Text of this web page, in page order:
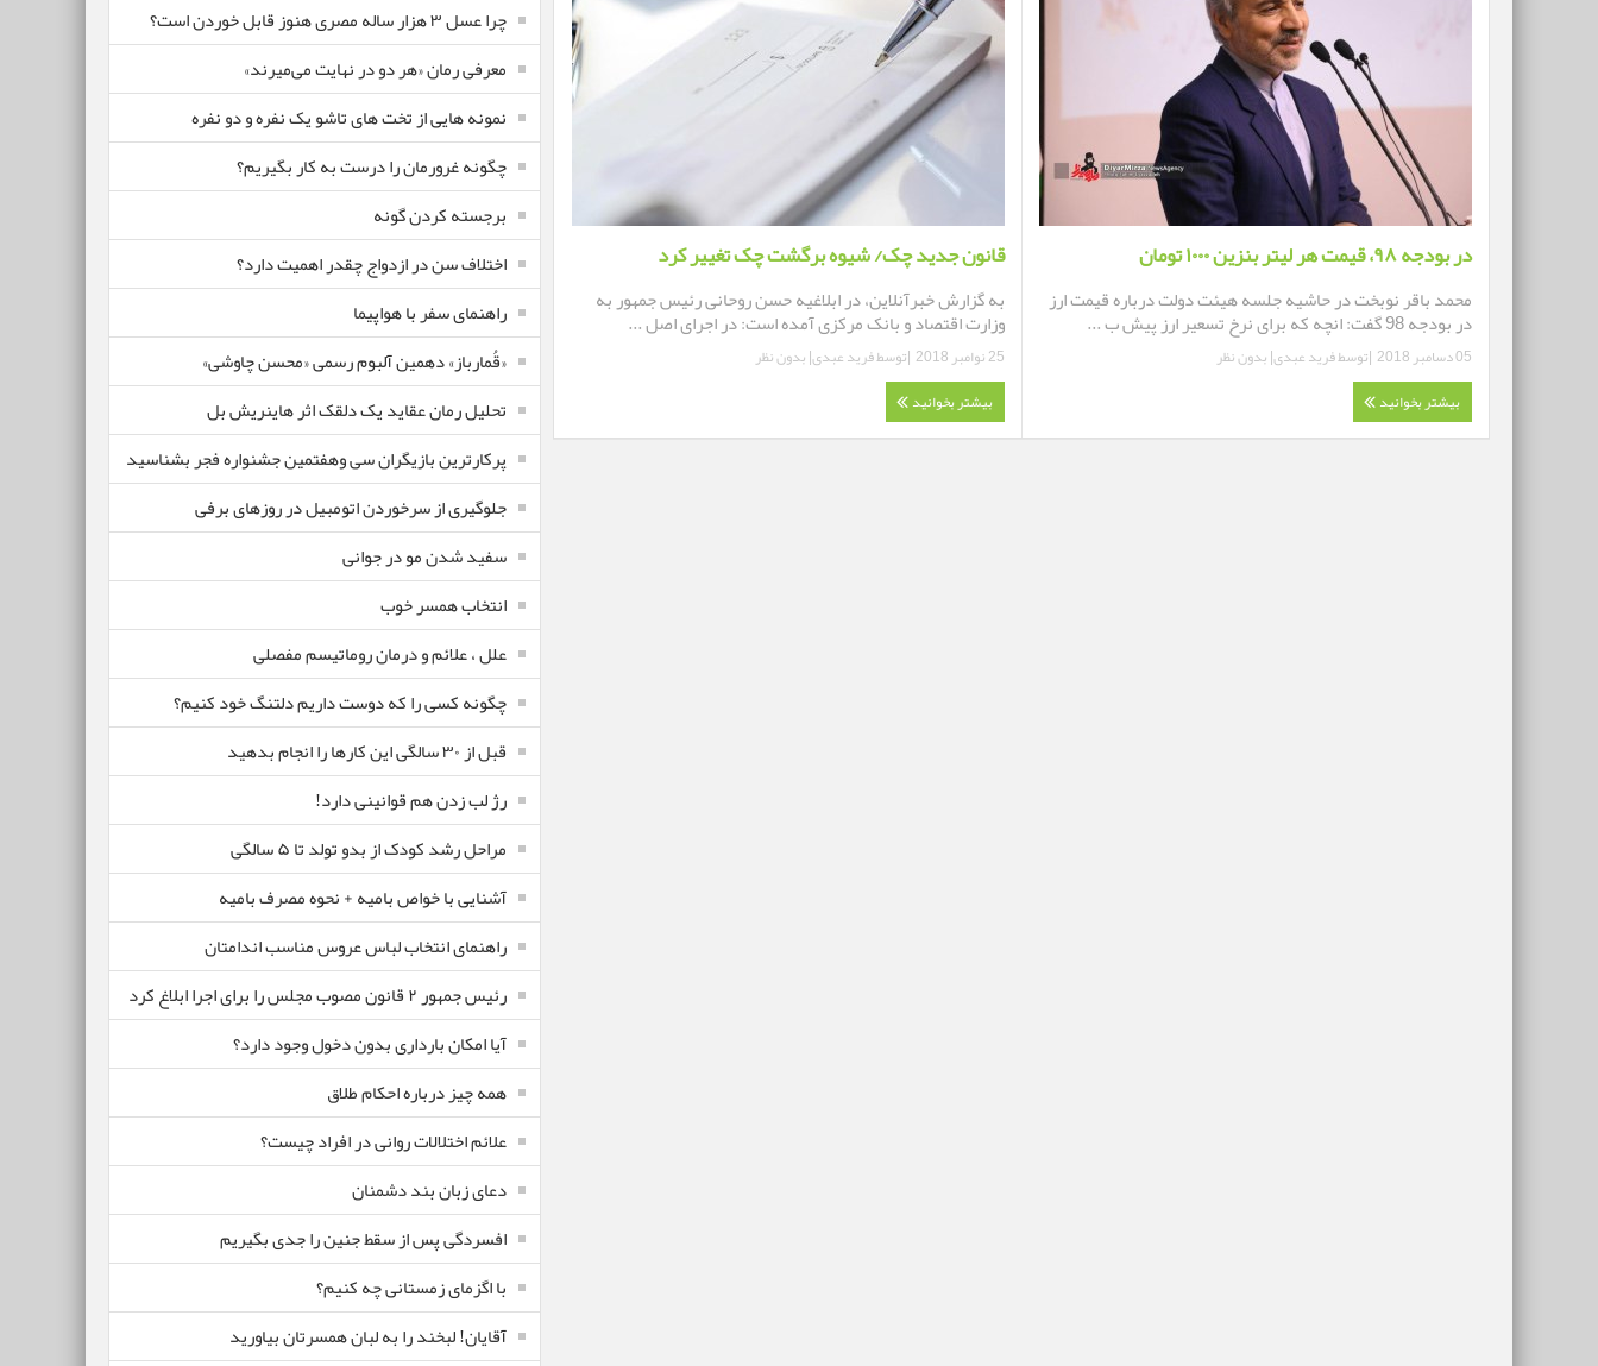
در بودجه ۹۸، قیمت هر لیتر بنزین ۱۰۰۰ تومان
محمد باقر نوبخت در حاشیه جلسه هیئت دولت درباره قیمت ارز
در بودجه 98 گفت: انچه که برای نرخ تسعیر ارز پیش ب ...
05 دسامبر 2018 |توسطفرید عبدی|بدون نظر
بیشتر بخوانید
قانون جدید چک/ شیوه برگشت چک تغییر کرد
به گزارش خبرآنلاین، در ابلاغیه حسن روحانی رئیس جمهور به
وزارت اقتصاد و بانک مرکزی آمده است: در اجرای اصل ...
25 نوامبر 2018 |توسطفرید عبدی|بدون نظر
بیشتر بخوانید
چرا عسل ۳ هزار ساله‌ مصری هنوز قابل خوردن است؟
معرفی رمان «هر دو در نهایت می‌میرند»
نمونه هایی از تخت های تاشو یک نفره و دو نفره
چگونه غرورمان را درست به کار بگیریم؟
برجسته کردن گونه
اختلاف سن در ازدواج چقدر اهمیت دارد؟
راهنمای سفر با هواپیما
«قُمارباز» دهمین آلبوم رسمی «محسن چاوشی»
تحلیل رمان عقاید یک دلقک اثر هاینریش بل
پرکارترین بازیگران سی وهفتمین جشنواره فجر بشناسید
جلوگیری از سرخوردن اتومبیل در روزهای برفی
سفید شدن مو در جوانی
انتخاب همسر خوب
علل ، علائم و درمان روماتیسم مفصلی
چگونه کسی را که دوست داریم دلتنگ خود کنیم؟
قبل از ۳۰ سالگی این کارها را انجام بدهید
رژ لب زدن هم قوانینی دارد!
مراحل رشد کودک از بدو تولد تا ۵ سالگی
آشنایی با خواص بامیه + نحوه مصرف بامیه
راهنمای انتخاب لباس عروس مناسب اندامتان
رئیس جمهور ۲ قانون مصوب مجلس را برای اجرا ابلاغ کرد
آیا امکان بارداری بدون دخول وجود دارد؟
همه چیز درباره احکام طلاق
علائم اختلالات روانی در افراد چیست؟
دعای زبان بند دشمنان
افسردگی پس از سقط جنین را جدی بگیریم
با اگزمای زمستانی چه کنیم؟
آقایان! لبخند را به لبان همسرتان بیاورید